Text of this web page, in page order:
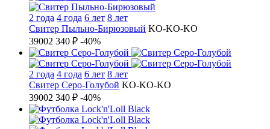
2 года 4 года 6 лет 8 лет
Свитер Пыльно-Бирюзовый KO-KO-KO
39002 340 ₽ -40%
2 года 4 года 6 лет 8 лет
Свитер Серо-Голубой KO-KO-KO
39002 340 ₽ -40%